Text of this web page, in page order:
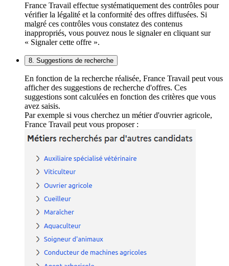
France Travail effectue systématiquement des contrôles pour
vérifier la légalité et la conformité des offres diffusées. Si
malgré ces contrôles vous constatez des contenus
inappropriés, vous pouvez nous le signaler en cliquant sur
« Signaler cette offre ».
8. Suggestions de recherche
En fonction de la recherche réalisée, France Travail peut vous
afficher des suggestions de recherche d'offres. Ces
suggestions sont calculées en fonction des critères que vous
avez saisis.
Par exemple si vous cherchez un métier d'ouvrier agricole,
France Travail peut vous proposer :